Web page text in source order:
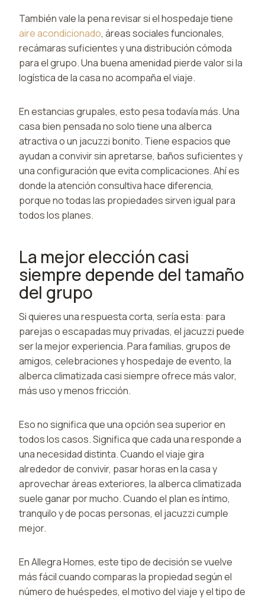
También vale la pena revisar si el hospedaje tiene
aire acondicionado, áreas sociales funcionales,
recámaras suficientes y una distribución cómoda
para el grupo. Una buena amenidad pierde valor si la
logística de la casa no acompaña el viaje.
En estancias grupales, esto pesa todavía más. Una
casa bien pensada no solo tiene una alberca
atractiva o un jacuzzi bonito. Tiene espacios que
ayudan a convivir sin apretarse, baños suficientes y
una configuración que evita complicaciones. Ahí es
donde la atención consultiva hace diferencia,
porque no todas las propiedades sirven igual para
todos los planes.
La mejor elección casi
siempre depende del tamaño
del grupo
Si quieres una respuesta corta, sería esta: para
parejas o escapadas muy privadas, el jacuzzi puede
ser la mejor experiencia. Para familias, grupos de
amigos, celebraciones y hospedaje de evento, la
alberca climatizada casi siempre ofrece más valor,
más uso y menos fricción.
Eso no significa que una opción sea superior en
todos los casos. Significa que cada una responde a
una necesidad distinta. Cuando el viaje gira
alrededor de convivir, pasar horas en la casa y
aprovechar áreas exteriores, la alberca climatizada
suele ganar por mucho. Cuando el plan es íntimo,
tranquilo y de pocas personas, el jacuzzi cumple
mejor.
En Allegra Homes, este tipo de decisión se vuelve
más fácil cuando comparas la propiedad según el
número de huéspedes, el motivo del viaje y el tipo de